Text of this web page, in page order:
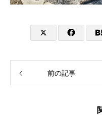
前の記事